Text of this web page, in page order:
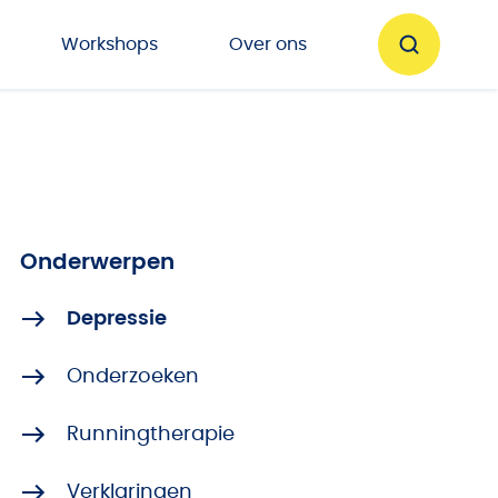
Workshops Over ons
Onderwerpen
Depressie
Onderzoeken
Runningtherapie
Verklaringen